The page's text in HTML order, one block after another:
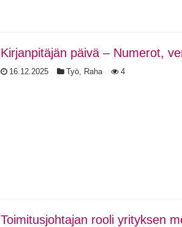
Kirjanpitäjän päivä – Numerot,
16.12.2025 Työ, Raha 4
Toimitusjohtajan rooli yrityksen